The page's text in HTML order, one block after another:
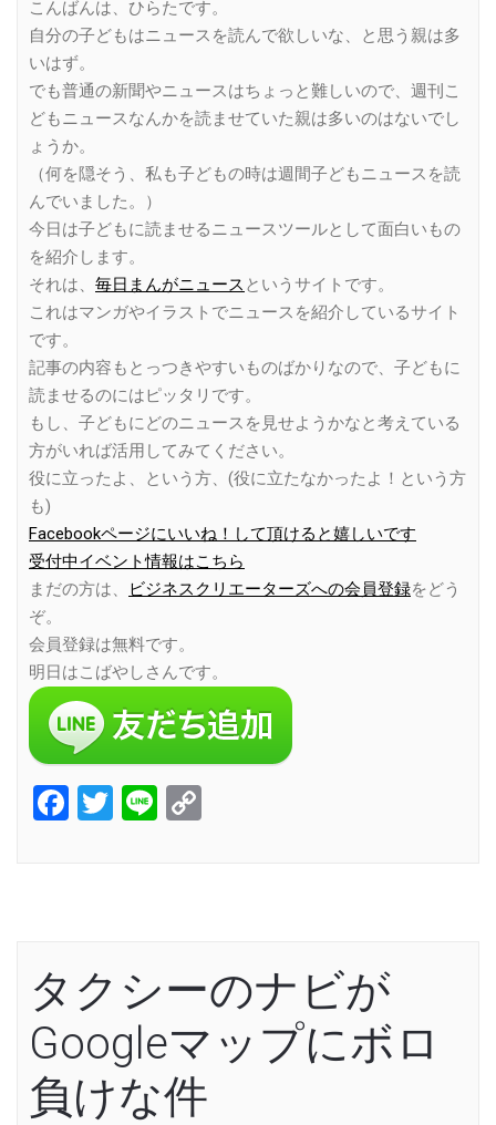
こんばんは、ひらたです。
自分の子どもはニュースを読んで欲しいな、と思う親は多
いはず。
でも普通の新聞やニュースはちょっと難しいので、週刊こ
どもニュースなんかを読ませていた親は多いのはないでし
ょうか。
（何を隠そう、私も子どもの時は週間子どもニュースを読
んでいました。）
今日は子どもに読ませるニュースツールとして面白いもの
を紹介します。
それは、 毎日まんがニュース というサイトです。
これはマンガやイラストでニュースを紹介しているサイト
です。
記事の内容もとっつきやすいものばかりなので、子どもに
読ませるのにはピッタリです。
もし、子どもにどのニュースを見せようかなと考えている
方がいれば活用してみてください。
役に立ったよ、という方、(役に立たなかったよ！という方
も)
Facebookページにいいね！して頂けると嬉しいです
受付中イベント情報はこちら
まだの方は、
ビジネスクリエーターズへの会員登録をどう
ぞ。
会員登録は無料です。
明日はこばやしさんです。
Facebook
Twitter
Line
タクシーのナビが
Googleマップにボロ
負けな件